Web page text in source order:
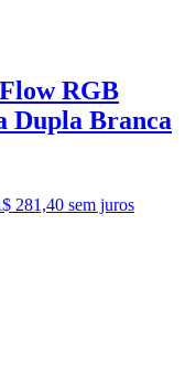
RGB
Dupla Branca
281,40 sem juros